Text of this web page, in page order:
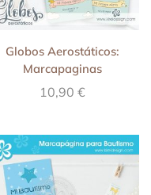
Globos Aerostáticos:
Marcapaginas
10,90 €